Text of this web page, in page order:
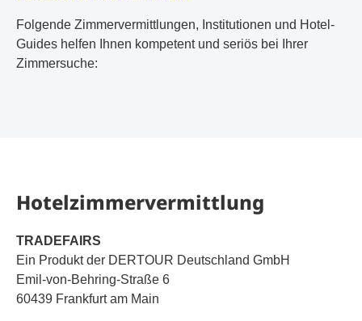
Folgende Zimmervermittlungen, Institutionen und Hotel-
Guides helfen Ihnen kompetent und seriös bei Ihrer
Zimmersuche:
Hotelzimmervermittlung
TRADEFAIRS
Ein Produkt der DERTOUR Deutschland GmbH
Emil-von-Behring-Straße 6
60439 Frankfurt am Main